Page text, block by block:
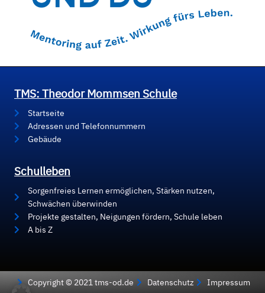
TMS: Theodor Mommsen Schule
Startseite
Adressen und Telefonnummern
Gebäude
Schulleben
Sorgenfreies Lernen ermöglichen, Stärken nutzen,
Schwächen überwinden
Projekte gestalten, Neigungen fördern, Schule leben
A bis Z
Copyright © 2021 tms-od.de Datenschutz Impressum